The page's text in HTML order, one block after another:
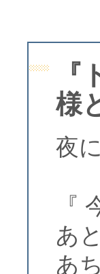
様
夜
『
あ
あ